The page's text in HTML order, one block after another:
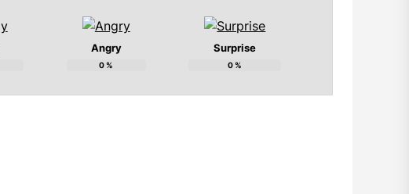
Angry
0%
Surprise
0%